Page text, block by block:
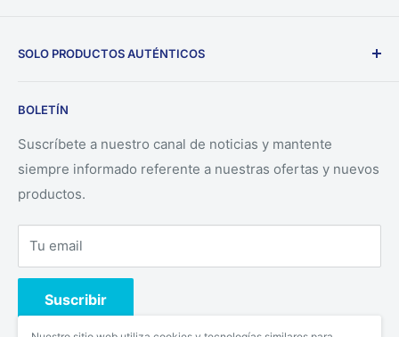
SOLO PRODUCTOS AUTÉNTICOS
directamente desde los fabricantes.
BOLETÍN
Suscríbete a nuestro canal de noticias y mantente
siempre informado referente a nuestras ofertas y nuevos
productos.
Tu email
Suscribir